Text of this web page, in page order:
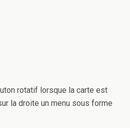
rotatif lorsque la carte est
la droite un menu sous forme